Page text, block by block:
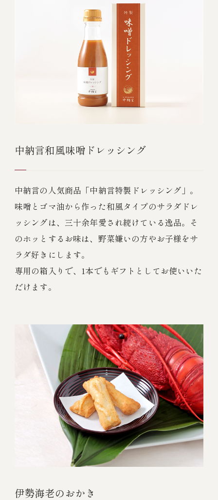
中納言和風味噌ドレッシング
中納言の人気商品「中納言特製ドレッシング」。
味噌とゴマ油から作った和風タイプのサラダドレ
ッシングは、三十余年愛され続けている逸品。そ
のホッとするお味は、野菜嫌いの方やお子様をサ
ラダ好きにします。
専用の箱入りで、1本でもギフトとしてお使いいた
だけます。
伊勢海老のおかき